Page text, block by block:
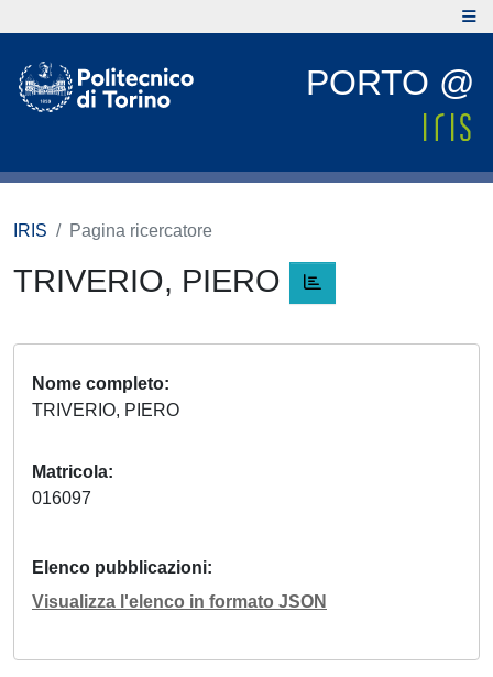
PORTO @
IRIS Pagina ricercatore
TRIVERIO, PIERO
Nome completo
TRIVERIO, PIERO
Matricola
016097
Elenco pubblicazioni
Visualizza l'elenco in formato JSON